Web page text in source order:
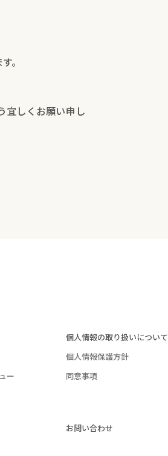
。
宜しくお願い申し
ー
個人情報の取り扱いについて
個人情報保護方針
同意事項
お問い合わせ